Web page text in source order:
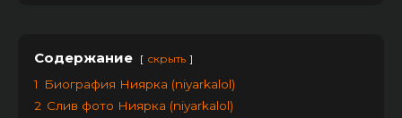
Содержание скрыть
1
Биография Ниярка (niyarkalol)
2 Слив фото Ниярка (niyarkalol)